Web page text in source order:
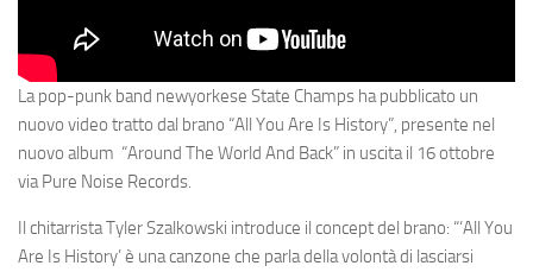
La pop-punk band newyorkese State Champs ha pubblicato un
nuovo video tratto dal brano “All You Are Is History”, presente nel
nuovo album “Around The World And Back” in uscita il 16 ottobre
viaPure Noise Records.
Il chitarristaTyler Szalkowski introduce il concept del brano: “‘All You
Are Is History’ è una canzone che parla della volontà di lasciarsi